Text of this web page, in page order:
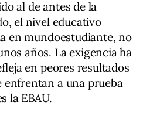
al de antes de la
el nivel educativo
en mundoestudiante, no
años. La exigencia ha
en peores resultados
enfrentan a una prueba
la EBAU.